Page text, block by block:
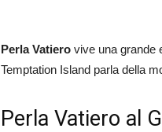
Perla Vatiero vive una grande
Temptation Island parla della
Perla Vatiero al